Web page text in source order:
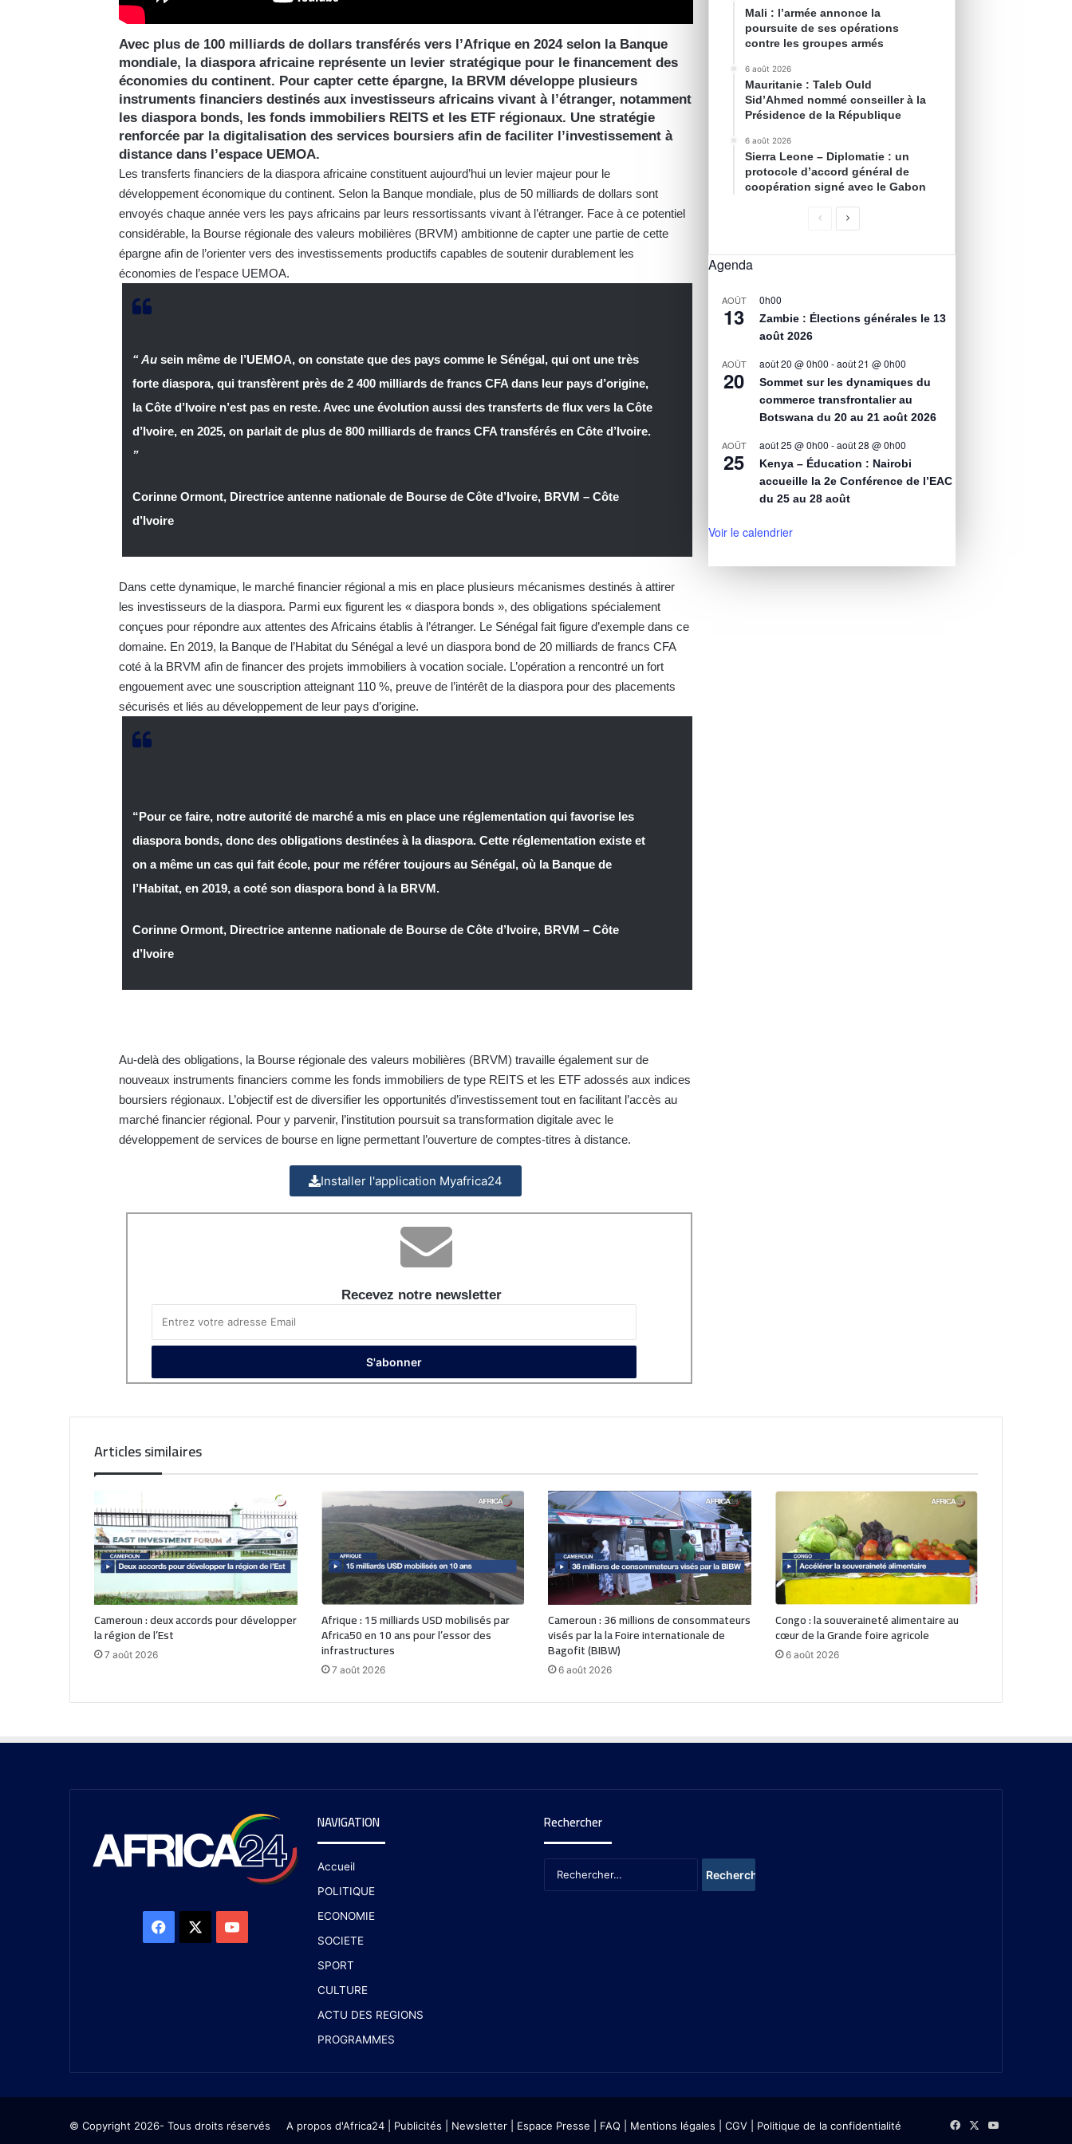
Avec plus de 100 milliards de dollars transférés vers l’Afrique en 2024 selon la Banque
mondiale, la diaspora africaine représente un levier stratégique pour le financement des
économies du continent. Pour capter cette épargne, la BRVM développe plusieurs
instruments financiers destinés aux investisseurs africains vivant à l’étranger, notamment
les diaspora bonds, les fonds immobiliers REITS et les ETF régionaux. Une stratégie
renforcée par la digitalisation des services boursiers afin de faciliter l’investissement à
distance dans l’espace UEMOA.
Les transferts financiers de la diaspora africaine constituent aujourd’hui un levier majeur pour le
développement économique du continent. Selon la Banque mondiale, plus de 50 milliards de dollars sont
envoyés chaque année vers les pays africains par leurs ressortissants vivant à l’étranger. Face à ce potentiel
considérable, la Bourse régionale des valeurs mobilières (BRVM) ambitionne de capter une partie de cette
épargne afin de l’orienter vers des investissements productifs capables de soutenir durablement les
économies de l’espace UEMOA.
“ Ausein même de l’UEMOA, on constate que des pays comme le Sénégal, qui ont une très
forte diaspora, qui transfèrent près de 2 400 milliards de francs CFA dans leur pays d’origine,
la Côte d’Ivoire n’est pas en reste. Avec une évolution aussi des transferts de flux vers la Côte
d’Ivoire, en 2025, on parlait de plus de 800 milliards de francs CFA transférés en Côte d’Ivoire.
”
Corinne Ormont, Directrice antenne nationale de Bourse de Côte d’Ivoire, BRVM – Côte
d’Ivoire
Dans cette dynamique, le marché financier régional a mis en place plusieurs mécanismes destinés à attirer
les investisseurs de la diaspora. Parmi eux figurent les « diaspora bonds », des obligations spécialement
conçues pour répondre aux attentes des Africains établis à l’étranger. Le Sénégal fait figure d’exemple dans ce
domaine. En 2019, la Banque de l’Habitat du Sénégal a levé un diaspora bond de 20 milliards de francs CFA
coté à la BRVM afin de financer des projets immobiliers à vocation sociale. L’opération a rencontré un fort
engouement avec une souscription atteignant 110 %, preuve de l’intérêt de la diaspora pour des placements
sécurisés et liés au développement de leur pays d’origine.
“Pour ce faire, notre autorité de marché a mis en place une réglementation qui favorise les
diaspora bonds, donc des obligations destinées à la diaspora. Cette réglementation existe et
on a même un cas qui fait école, pour me référer toujours au Sénégal, où la Banque de
l’Habitat, en 2019, a coté son diaspora bond à la BRVM.
Corinne Ormont, Directrice antenne nationale de Bourse de Côte d’Ivoire, BRVM – Côte
d’Ivoire
Au-delà des obligations, la Bourse régionale des valeurs mobilières (BRVM) travaille également sur de
nouveaux instruments financiers comme les fonds immobiliers de type REITS et les ETF adossés aux indices
boursiers régionaux. L’objectif est de diversifier les opportunités d’investissement tout en facilitant l’accès au
marché financier régional. Pour y parvenir, l’institution poursuit sa transformation digitale avec le
développement de services de bourse en ligne permettant l’ouverture de comptes-titres à distance.
Installer l'application Myafrica24
Recevez notre newsletter
Mali : l’armée annonce la
poursuite de ses opérations
contre les groupes armés
6 août 2026
Mauritanie : Taleb Ould
Sid’Ahmed nommé conseiller à la
Présidence de la République
6 août 2026
Sierra Leone – Diplomatie : un
protocole d’accord général de
coopération signé avec le Gabon
Agenda
AOÛT
13
0h00
Zambie : Élections générales le 13
août 2026
AOÛT
20
août 20 @ 0h00 -août 21 @ 0h00
Sommet sur les dynamiques du
commerce transfrontalier au
Botswana du 20 au 21 août 2026
AOÛT
25
août 25 @ 0h00 -août 28 @ 0h00
Kenya – Éducation : Nairobi
accueille la 2e Conférence de l’EAC
du 25 au 28 août
Voir le calendrier
Articles similaires
Cameroun : deux accords pour développer
la région de l’Est
7 août 2026
Afrique : 15 milliards USD mobilisés par
Africa50 en 10 ans pour l’essor des
infrastructures
7 août 2026
Cameroun : 36 millions de consommateurs
visés par la la Foire internationale de
Bagofit (BIBW)
6 août 2026
Congo : la souveraineté alimentaire au
cœur de la Grande foire agricole
6 août 2026
NAVIGATION
Accueil
POLITIQUE
ECONOMIE
SOCIETE
SPORT
CULTURE
ACTU DES REGIONS
PROGRAMMES
Rechercher
© Copyright 2026- Tous droits réservés A propos d'Africa24 Publicités Newsletter Espace Presse | FAQ | Mentions légales | CGV Politique de la confidentialité